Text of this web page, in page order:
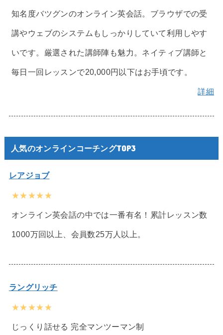
知名度バツグンのオンライン英会話。ブラウザでの受
講やウェブのシステムもしっかりしていて利用しやす
いです。厳選された講師陣も魅力。ネイティブ講師と
毎日一回レッスンで20,000円以下はお手頃です。
詳細
人気のオンラインコーチングTOP3
レアジョブ
★★★★★
オンライン英会話の中では一番有名！累計レッスン数
1000万回以上、会員数25万人以上。
ラングリッチ
★★★★★
じっくり話せる 完全マンツーマン制